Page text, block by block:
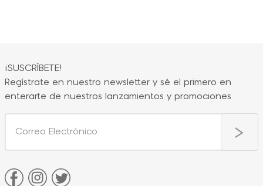
¡SUSCRÍBETE!
Regístrate en nuestro newsletter y sé el primero en
enterarte de nuestros lanzamientos y promociones